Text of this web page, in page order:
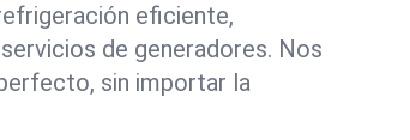
eficiente,
de generadores. Nos
sin importar la